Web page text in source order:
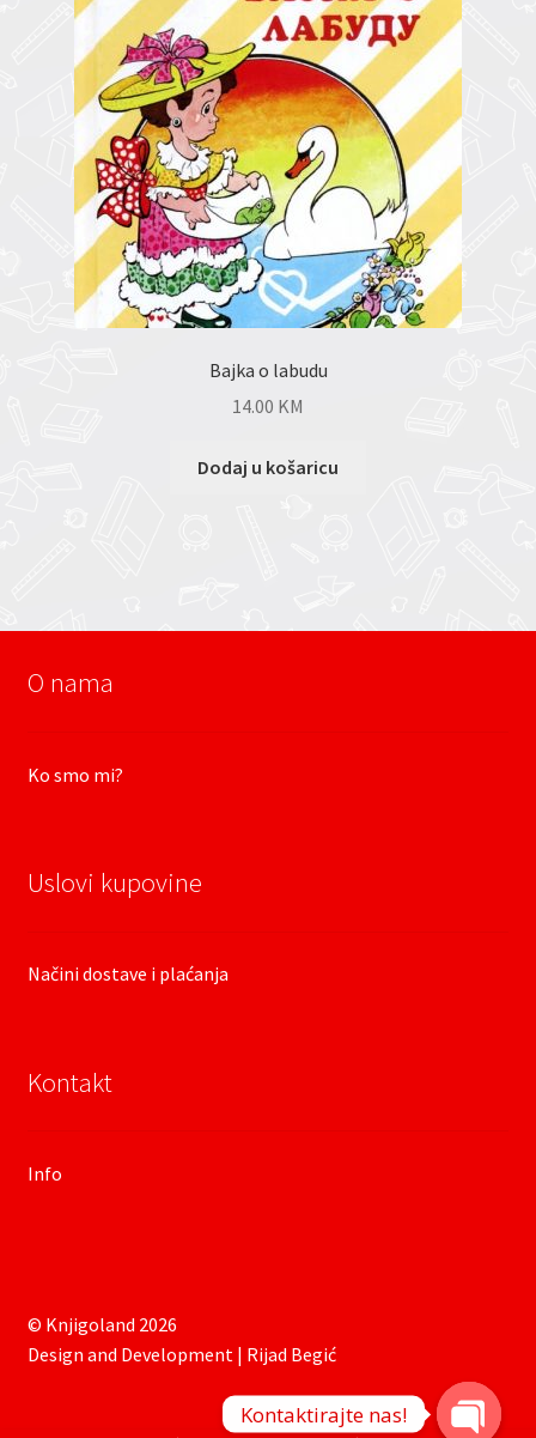
Bajka o labudu
14.00 KM
Dodaj u košaricu
O nama
Ko smo mi?
Uslovi kupovine
Načini dostave i plaćanja
Kontakt
Info
© Knjigoland 2026
Design and Development | Rijad Begić
Kontaktirajte nas!